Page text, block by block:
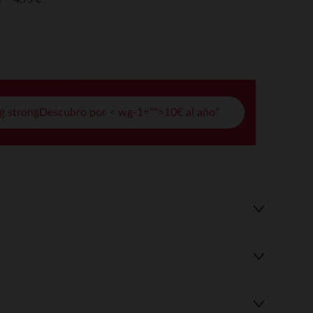
strongDescubro por < wg-1="">10€ al año*